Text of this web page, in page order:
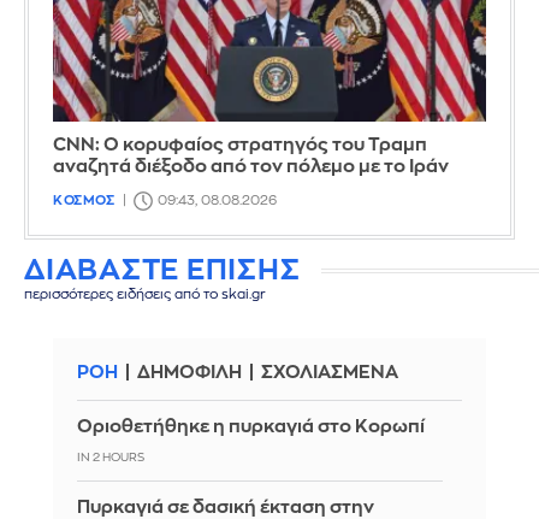
CNN: Ο κορυφαίος στρατηγός του Τραμπ
αναζητά διέξοδο από τον πόλεμο με το Ιράν
ΚΟΣΜΟΣ 09:43, 08.08.2026
ΔΙΑΒΑΣΤΕ ΕΠΙΣΗΣ
περισσότερες ειδήσεις από το skai.gr
ΡΟΗ ΔΗΜΟΦΙΛΗ ΣΧΟΛΙΑΣΜΕΝΑ
Οριοθετήθηκε η πυρκαγιά στο Κορωπί
IN 2 HOURS
Πυρκαγιά σε δασική έκταση στην